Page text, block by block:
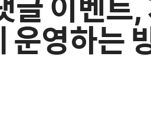
글 이벤트,
운영하는